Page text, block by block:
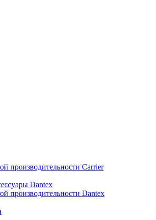
производительности Carrier
Dantex
производительности Dantex